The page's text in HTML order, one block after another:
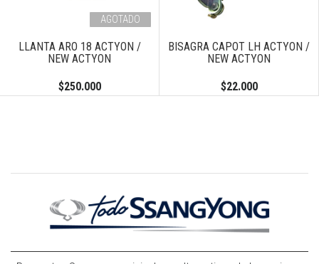
AGOTADO
LLANTA ARO 18 ACTYON /
NEW ACTYON
$250.000
BISAGRA CAPOT LH ACTYON /
NEW ACTYON
$22.000